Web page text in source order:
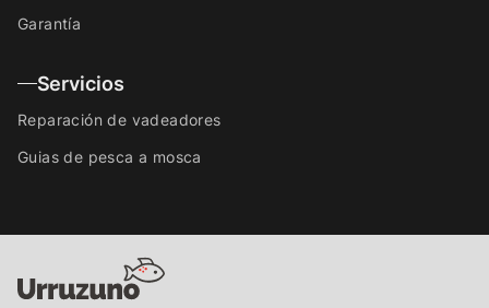
Garantía
Servicios
Reparación de vadeadores
Guias de pesca a mosca